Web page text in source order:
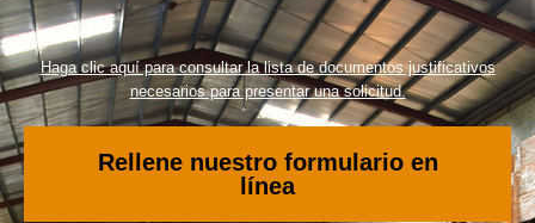
Haga clic aquí para consultar la lista de documentos justificativos
necesarios para presentar una solicitud.
Rellene nuestro formulario en
línea